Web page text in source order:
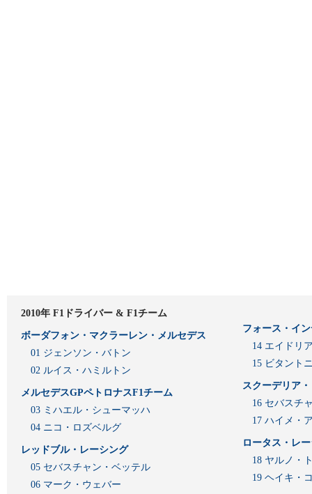
2010年 F1ドライバー & F1チーム
ボーダフォン・マクラーレン・メルセデス
01 ジェンソン・バトン
02 ルイス・ハミルトン
メルセデスGPペトロナスF1チーム
03 ミハエル・シューマッハ
04 ニコ・ロズベルグ
レッドブル・レーシング
05 セバスチャン・ベッテル
06 マーク・ウェバー
フォース・イ
14 エイドリ
15 ビタント
スクーデリア
16 セバスチ
17 ハイメ・
ロータス・レ
18 ヤルノ・
19 ヘイキ・